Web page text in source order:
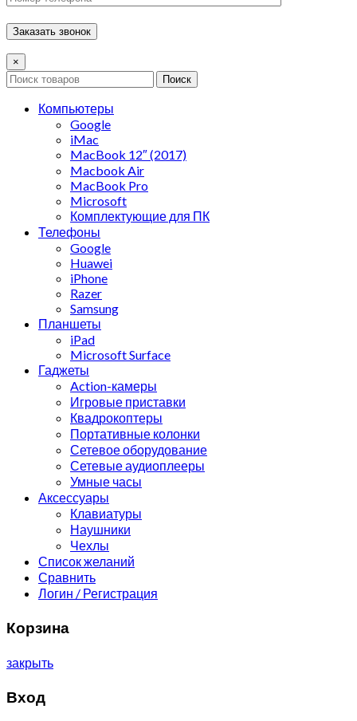
×
Поиск
Компьютеры
Google
iMac
MacBook 12″ (2017)
Macbook Air
MacBook Pro
Microsoft
Комплектующие для ПК
Телефоны
Google
Huawei
iPhone
Razer
Samsung
Планшеты
iPad
Microsoft Surface
Гаджеты
Action-камеры
Игровые приставки
Квадрокоптеры
Портативные колонки
Сетевое оборудование
Сетевые аудиоплееры
Умные часы
Аксессуары
Клавиатуры
Наушники
Чехлы
Список желаний
Сравнить
Логин / Регистрация
Корзина
закрыть
Вход